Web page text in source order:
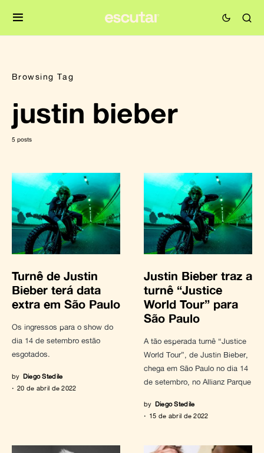
Browsing Tag
justin bieber
5 posts
Turnê de Justin
Bieber terá data
extra em São Paulo
Os ingressos para o show do
dia 14 de setembro estão
esgotados.
by Diego Stedile
20 de abril de 2022
Justin Bieber traz a
turnê “Justice
World Tour” para
São Paulo
A tão esperada turnê “Justice
World Tour”, de Justin Bieber,
chega em São Paulo no dia 14
de setembro, no Allianz Parque
by Diego Stedile
15 de abril de 2022